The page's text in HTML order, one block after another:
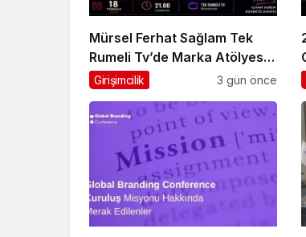
Mürsel Ferhat Sağlam Tek
Rumeli Tv’de Marka Atölyesi
Programına Konuk Oldu
Girişimcilik 3 gün önce